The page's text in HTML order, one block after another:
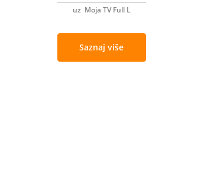
uz Moja TV Full L
Saznaj više